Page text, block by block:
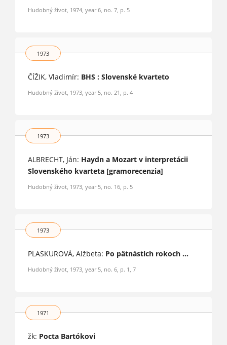
Hudobný život, 1974, year 6, no. 7, p. 5
1973
ČÍŽIK, Vladimír: BHS : Slovenské kvarteto
Hudobný život, 1973, year 5, no. 21, p. 4
1973
ALBRECHT, Ján: Haydn a Mozart v interpretácii
Slovenského kvarteta [gramorecenzia]
Hudobný život, 1973, year 5, no. 16, p. 5
1973
PLASKUROVÁ, Alžbeta: Po pätnástich rokoch ...
Hudobný život, 1973, year 5, no. 6, p. 1, 7
1971
žk: Pocta Bartókovi